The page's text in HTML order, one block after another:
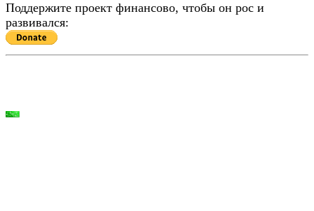
Поддержите проект финансово, чтобы он рос и
развивался: